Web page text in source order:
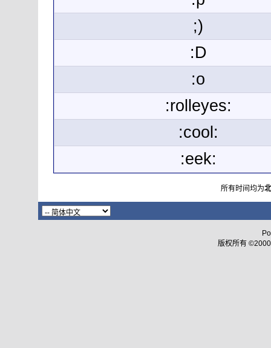
;)
:D
:o
:rolleyes:
:cool:
:eek:
所有时间均为
版权所有